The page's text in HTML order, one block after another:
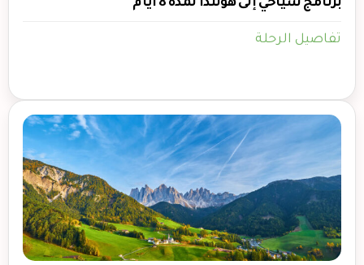
برنامج سياحي إلى هولندا لمدة 8 أيام
تفاصيل الرحلة